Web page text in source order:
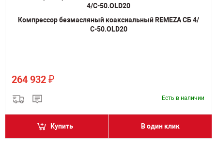
Компрессор безмасляный коаксиальный REMEZA СБ 4/
С-50.OLD20
264 932 ₽
Есть в наличии
Купить В один клик